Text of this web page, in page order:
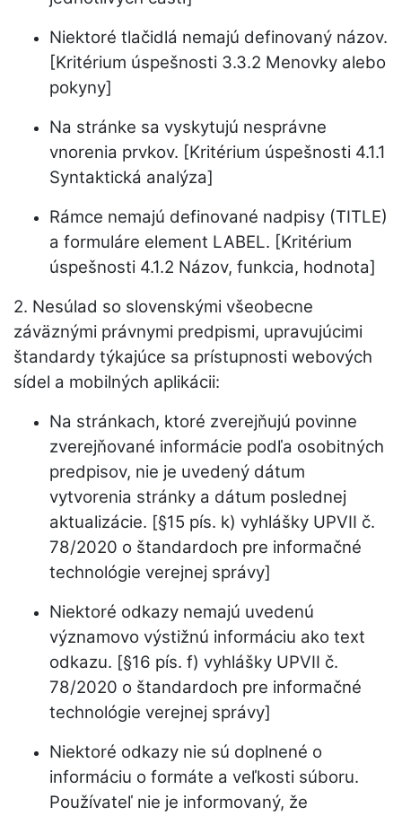
Niektoré tlačidlá nemajú definovaný názov.
[Kritérium úspešnosti 3.3.2 Menovky alebo
pokyny]
Na stránke sa vyskytujú nesprávne
vnorenia prvkov. [Kritérium úspešnosti 4.1.1
Syntaktická analýza]
Rámce nemajú definované nadpisy (TITLE)
a formuláre element LABEL. [Kritérium
úspešnosti 4.1.2 Názov, funkcia, hodnota]
2. Nesúlad so slovenskými všeobecne
záväznými právnymi predpismi, upravujúcimi
štandardy týkajúce sa prístupnosti webových
sídel a mobilných aplikácii:
Na stránkach, ktoré zverejňujú povinne
zverejňované informácie podľa osobitných
predpisov, nie je uvedený dátum
vytvorenia stránky a dátum poslednej
aktualizácie. [§15 pís. k) vyhlášky UPVII č.
78/2020 o štandardoch pre informačné
technológie verejnej správy]
Niektoré odkazy nemajú uvedenú
významovo výstižnú informáciu ako text
odkazu. [§16 pís. f) vyhlášky UPVII č.
78/2020 o štandardoch pre informačné
technológie verejnej správy]
Niektoré odkazy nie sú doplnené o
informáciu o formáte a veľkosti súboru.
Používateľ nie je informovaný, že